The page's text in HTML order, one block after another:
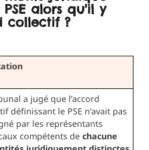
alors qu'il y
collectif ?
a jugé que l’accord
définissant le PSE n’avait pas
par les représentants
compétents de chacune